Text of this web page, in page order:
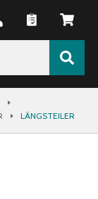
LÄNGSTEILER